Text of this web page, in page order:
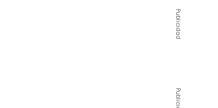
Publicidad